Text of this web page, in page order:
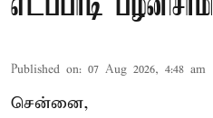
எடப்பாடி பழனிசாமி
Published on: 07 Aug 2026, 4:48 am
சென்னை,